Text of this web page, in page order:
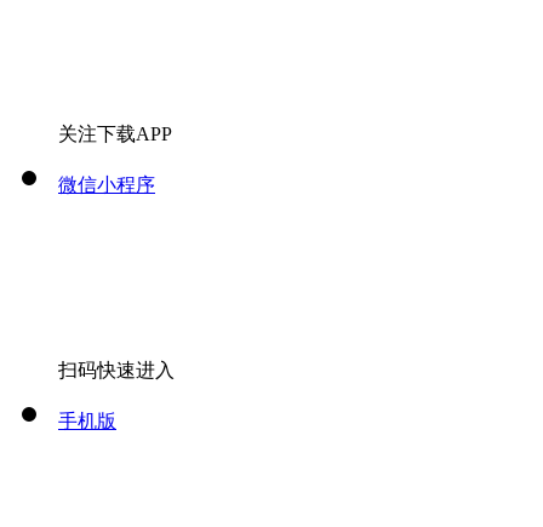
关注下载APP
微信小程序
扫码快速进入
手机版